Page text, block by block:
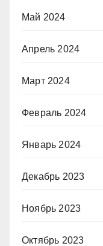
Май 2024
Апрель 2024
Март 2024
Февраль 2024
Январь 2024
Декабрь 2023
Ноябрь 2023
Октябрь 2023